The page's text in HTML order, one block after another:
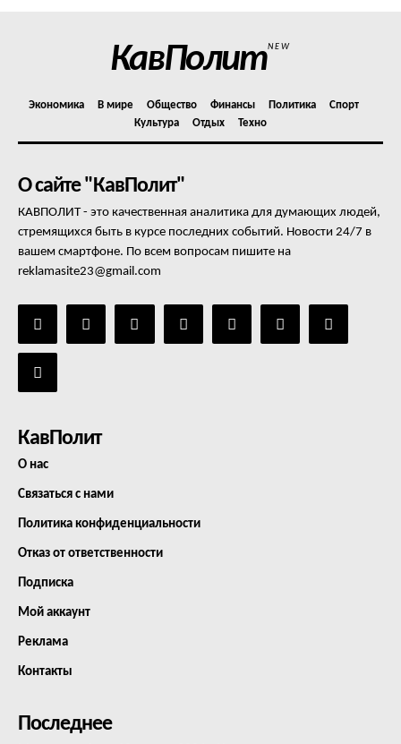
КавПолитNEW
Экономика В мире Общество Финансы Политика
Спорт
Культура
Отдых Техно
О сайте "КавПолит"
КАВПОЛИТ - это качественная аналитика для думающих людей,
стремящихся быть в курсе последних событий. Новости 24/7 в
вашем смартфоне. По всем вопросам пишите на
reklamasite23@gmail.com
КавПолит
О нас
Связаться с нами
Политика конфиденциальности
Отказ от ответственности
Подписка
Мой аккаунт
Реклама
Контакты
Последнее